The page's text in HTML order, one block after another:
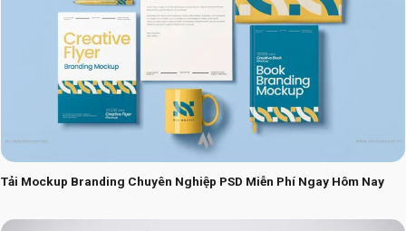
Tải Mockup Branding Chuyên Nghiệp PSD Miễn Phí Ngay Hôm Nay